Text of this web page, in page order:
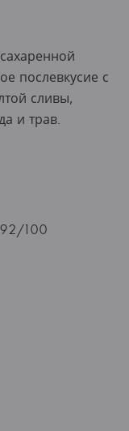
послевкусие с
сливы,
и трав.
92/100